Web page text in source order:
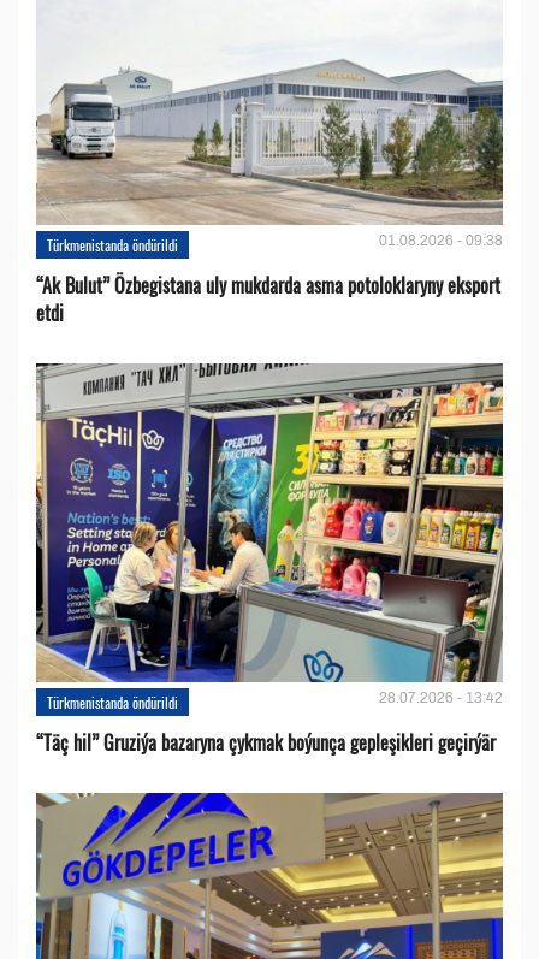
Türkmenistanda öndürildi 01.08.2026 - 09:38
“Ak Bulut” Özbegistana uly mukdarda asma potoloklaryny eksport
etdi
Türkmenistanda öndürildi 28.07.2026 - 13:42
“Täç hil” Gruziýa bazaryna çykmak boýunça gepleşikleri geçirýär